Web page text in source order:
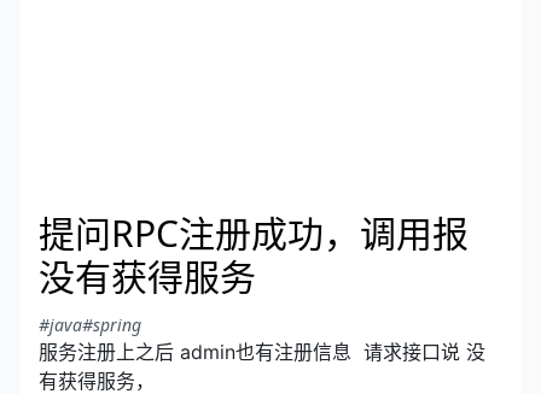
提问RPC注册成功，调用报
没有获得服务
#java#spring
服务注册上之后 admin也有注册信息 请求接口说 没
有获得服务，